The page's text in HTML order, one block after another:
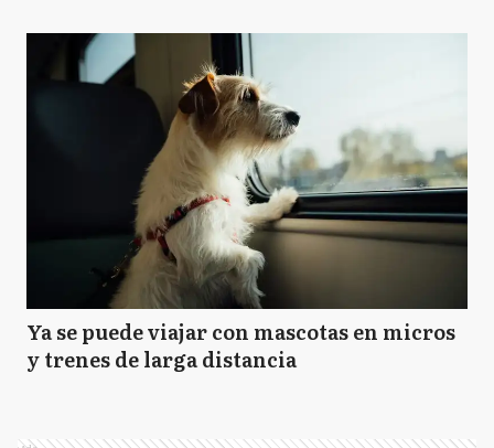
Ya se puede viajar con mascotas en micros
y trenes de larga distancia